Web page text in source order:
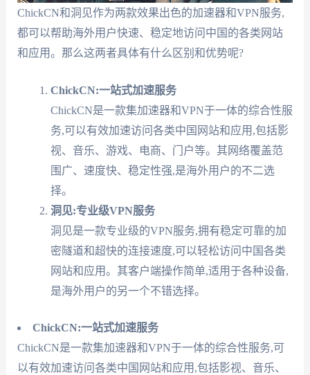
ChickCN和洞见作为两款效果出色的加速器和VPN服务,
都可以帮助海外用户快速、稳定地访问中国的各类网站
和应用。那么这两者具体有什么区别和优势呢?
ChickCN:一站式加速服务
ChickCN是一款集加速器和VPN于一体的综合性服
务,可以有效加速访问各类中国网站和应用,包括影
视、音乐、游戏、电商、门户等。其网络覆盖范
围广、速度快、稳定性强,是海外用户的不二选
择。
洞见:专业级VPN服务
洞见是一款专业级的VPN服务,拥有稳定可靠的加
密隧道和超快的连接速度,可以轻松访问中国各类
网站和应用。其客户端操作简单,适用于各种设备,
是海外用户的另一个不错选择。
ChickCN:一站式加速服务
ChickCN是一款集加速器和VPN于一体的综合性服务,可
以有效加速访问各类中国网站和应用,包括影视、音乐、